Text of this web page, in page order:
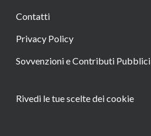
Contatti
Privacy Policy
Sovvenzioni e Contributi Pubblici
Rivedi le tue scelte dei cookie